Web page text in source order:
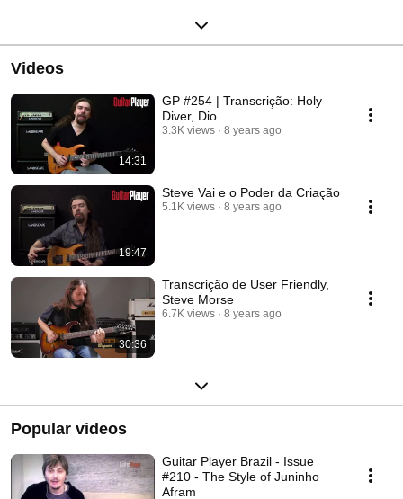
Videos
14:31
GP #254 | Transcrição: Holy
Diver, Dio
3.3K views 8 years ago
19:47
Steve Vai e o Poder da Criação
5.1K views 8 years ago
30:36
Transcrição de User Friendly,
Steve Morse
6.7K views 8 years ago
Popular videos
Guitar Player Brazil - Issue
#210 - The Style of Juninho
Afram